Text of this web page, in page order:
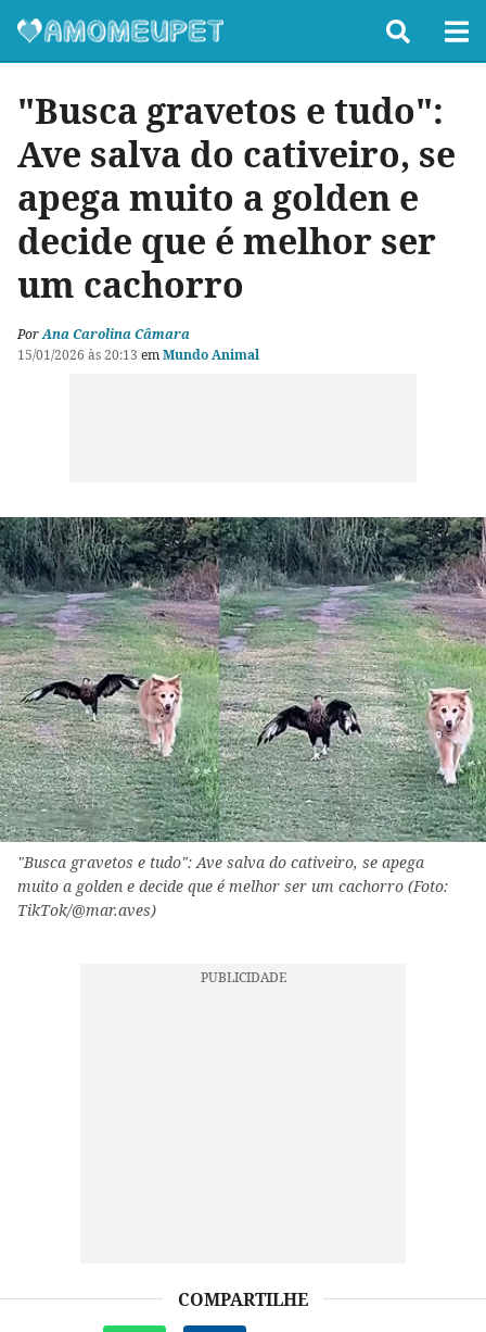
"Busca gravetos e tudo":
Ave salva do cativeiro, se
apega muito a golden e
decide que é melhor ser
um cachorro
PorAna Carolina Câmara
15/01/2026 às 20:13 emMundo Animal
"Busca gravetos e tudo": Ave salva do cativeiro, se apega
muito a golden e decide que é melhor ser um cachorro (Foto:
TikTok/@mar.aves)
COMPARTILHE